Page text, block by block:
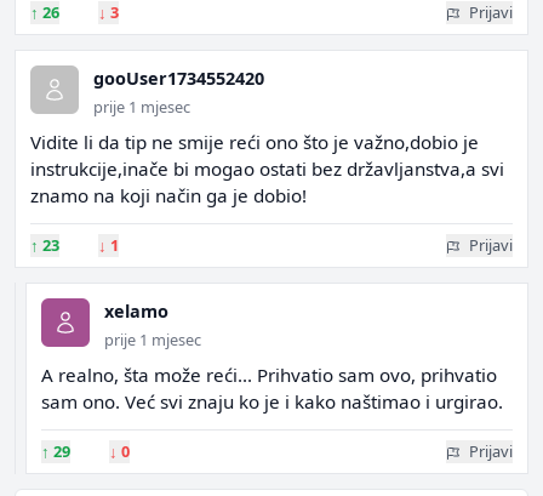
↑ 26 ↓ 3 Prijavi
gooUser1734552420
prije 1 mjesec
Vidite li da tip ne smije reći ono što je važno,dobio je
instrukcije,inače bi mogao ostati bez državljanstva,a svi
znamo na koji način ga je dobio!
↑ 23 ↓ 1 Prijavi
xelamo
prije 1 mjesec
A realno, šta može reći... Prihvatio sam ovo, prihvatio
sam ono. Već svi znaju ko je i kako naštimao i urgirao.
↑ 29 ↓ 0 Prijavi